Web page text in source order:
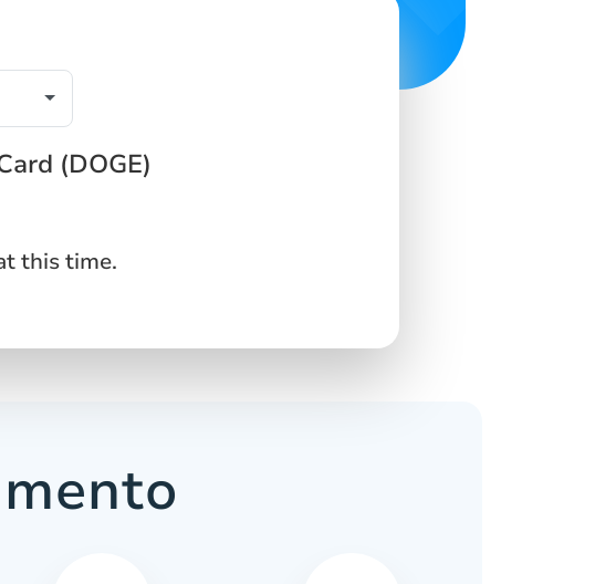
(DOGE)
this time.